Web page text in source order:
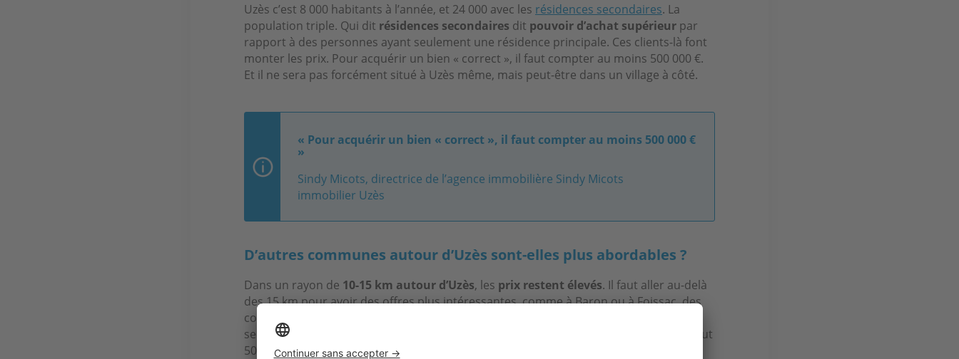
Uzès c’est 8 000 habitants à l’année, et 24 000 avec les résidences secondaires. La
population triple. Qui dit résidences secondaires dit pouvoir d’achat supérieur par
rapport à des personnes ayant seulement une résidence principale. Ces clients-là font
monter les prix. Pour acquérir un bien « correct », il faut compter au moins 500 000 €.
Et il ne sera pas forcément situé à Uzès même, mais peut-être dans un village à côté.
« Pour acquérir un bien « correct », il faut compter au moins 500 000 €
»
Sindy Micots, directrice de l’agence immobilière Sindy Micots
immobilier Uzès
D’autres communes autour d’Uzès sont-elles plus abordables ?
Dans un rayon de 10-15 km autour d’Uzès, les prix restent élevés. Il faut aller au-delà
des 15 km pour avoir des offres plus intéressantes, comme à Baron ou à Foissac, des
communes situées sur un axe allant de la ville d’Uzès à celle d’Alès. En revanche, le
secteur est beaucoup moins attractif, prisé, et la qualité de vie est moindre. Ce qui vaut
500 000 € à Uzès en vaut 350 000 € à Alès, et il y a seulement 30 km d’écart.